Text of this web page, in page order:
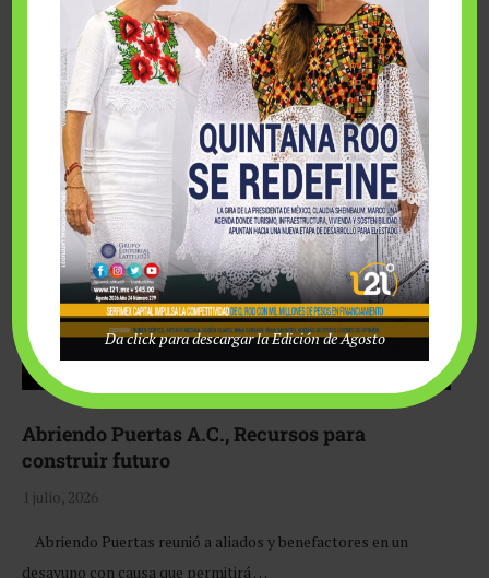
Fairmont Mayakoba y Make-A-Wish México unieron
esfuerzos para hacer realidad el deseo de una …
Abriendo Puertas A.C., Recursos para
construir futuro
1 julio, 2026
Abriendo Puertas reunió a aliados y benefactores en un
desayuno con causa que permitirá …
Da click para descargar la Edición de Agosto